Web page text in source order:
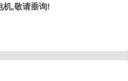
机,敬请垂询!